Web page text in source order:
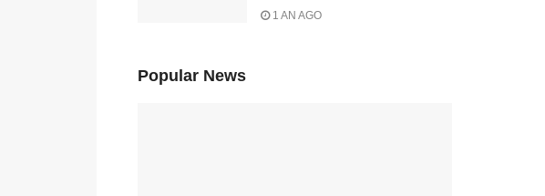
1 AN AGO
Popular News